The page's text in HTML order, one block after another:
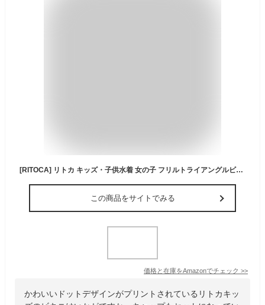
[RITOCA] リトカ キッズ・子供水着 女の子 フリルトライアングルビキニ 日本製 (PK)
この商品をサイトでみる
価格と在庫をAmazonでチェック >>
かわいいドットデザインがプリントされているリトカキッ